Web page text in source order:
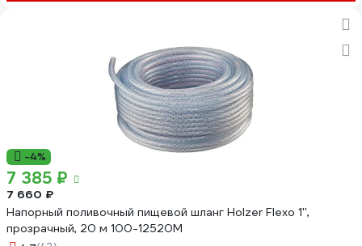
-4%
7 385 ₽
7 660 ₽
Напорный поливочный пищевой шланг Holzer Flexo 1'',
прозрачный, 20 м 100-12520M